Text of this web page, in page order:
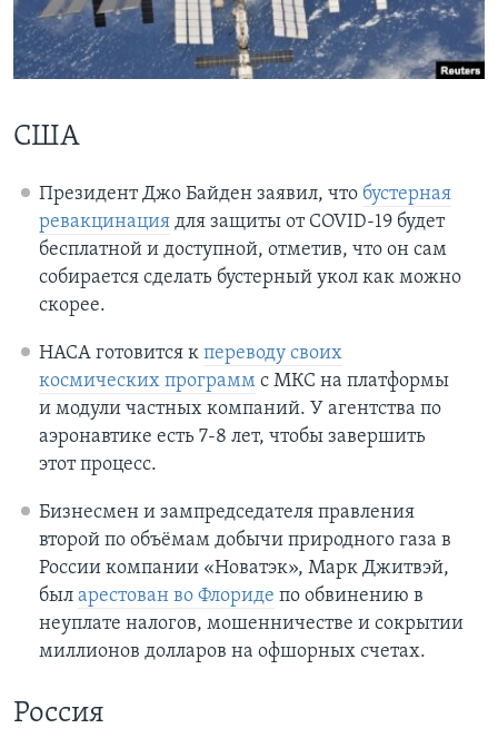
Learning English
Языки
США
Президент Джо Байден заявил, что бустерная
ревакцинациядля защиты от COVID-19 будет
бесплатной и доступной, отметив, что он сам
собирается сделать бустерный укол как можно
скорее.
НАСА готовится к переводу своих
космических программс МКС на платформы
и модули частных компаний. У агентства по
аэронавтике есть 7-8 лет, чтобы завершить
этот процесс.
Бизнесмен и зампредседателя правления
второй по объёмам добычи природного газа в
России компании «Новатэк», Марк Джитвэй,
был арестован во Флориде по обвинению в
неуплате налогов, мошенничестве и сокрытии
миллионов долларов на офшорных счетах.
Россия